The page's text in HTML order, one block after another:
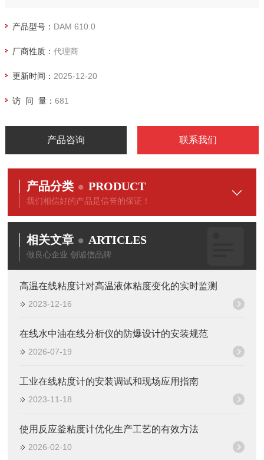
产品型号： DAM 610.0
厂商性质： 代理商
更新时间： 2025-12-20
访 问 量： 681
产品咨询 联系我们
产品分类 PRODUCT
我们相信好的产品是信誉的保证！
相关文章 ARTICLES
做良心企业 创诚信品牌
高温在线粘度计对高温液体粘度变化的实时监测
2023-12-16
在线水中油在线分析仪的防爆设计的安装规范
2026-07-19
工业在线粘度计的安装调试和现场应用指南
2023-11-18
使用反应釜粘度计优化生产工艺的有效方法
2026-02-10